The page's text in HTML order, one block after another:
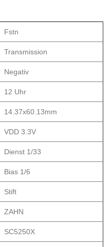
Fstn
Transmission
Negativ
12 Uhr
14.37x60.13mm
VDD 3.3V
Dienst 1/33
Bias 1/6
Stift
ZAHN
SC5250X